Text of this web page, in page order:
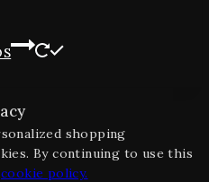
shopping
By continuing to use this
cookie policy.